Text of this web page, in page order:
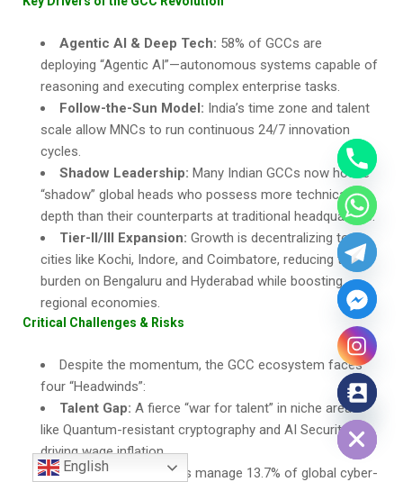
Agentic AI & Deep Tech: 58% of GCCs are
deploying “Agentic AI”—autonomous systems capable of
reasoning and executing complex enterprise tasks.
Follow-the-Sun Model: India’s time zone and talent
scale allow MNCs to run continuous 24/7 innovation
cycles.
Shadow Leadership: Many Indian GCCs now house
“shadow” global heads who possess more technical
depth than their counterparts at traditional headquarters.
Tier-II/III Expansion: Growth is decentralizing to
cities like Kochi, Indore, and Coimbatore, reducing the
burden on Bengaluru and Hyderabad while boosting
regional economies.
Critical Challenges & Risks
Despite the momentum, the GCC ecosystem faces
four “Headwinds”:
Talent Gap: A fierce “war for talent” in niche areas
like Quantum-resistant cryptography and AI Security is
driving wage inflation.
Cybersecurity:
GCCs manage 13.7% of global cyber-
English
Hide chaty